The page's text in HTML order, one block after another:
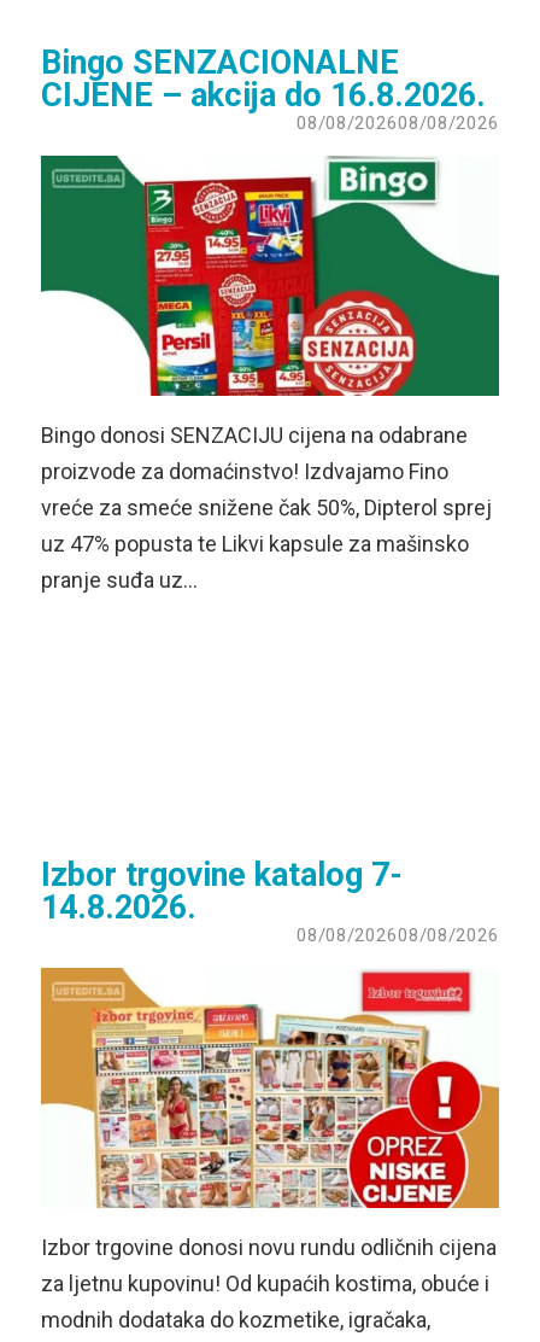
Bingo SENZACIONALNE
CIJENE – akcija do 16.8.2026.
08/08/202608/08/2026
Bingo donosi SENZACIJU cijena na odabrane
proizvode za domaćinstvo! Izdvajamo Fino
vreće za smeće snižene čak 50%, Dipterol sprej
uz 47% popusta te Likvi kapsule za mašinsko
pranje suđa uz…
Izbor trgovine katalog 7-
14.8.2026.
08/08/202608/08/2026
Izbor trgovine donosi novu rundu odličnih cijena
za ljetnu kupovinu! Od kupaćih kostima, obuće i
modnih dodataka do kozmetike, igračaka,